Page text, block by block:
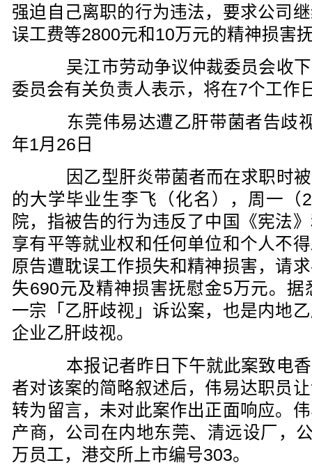
强迫自己离职的行为违法，要求公司
误工费等2800元和10万元的精神损害
吴江市劳动争议仲裁委员会收下
委员会有关负责人表示，将在7个工作
东莞伟易达遭乙肝带菌者告歧
年1月26日
因乙型肝炎带菌者而在求职时被
的大学毕业生李飞（化名），周一（
院，指被告的行为违反了中国《宪法
享有平等就业权和任何单位和个人不
原告遭耽误工作损失和精神损害，请
失690元及精神损害抚慰金5万元。
一宗「乙肝歧视」诉讼案，也是内地
企业乙肝歧视。
本报记者昨日下午就此案致电香
者对该案的简略叙述后，伟易达职员
转为留言，未对此案作出正面响应。
产商，公司在内地东莞、清远设厂，
万员工，港交所上市编号303。